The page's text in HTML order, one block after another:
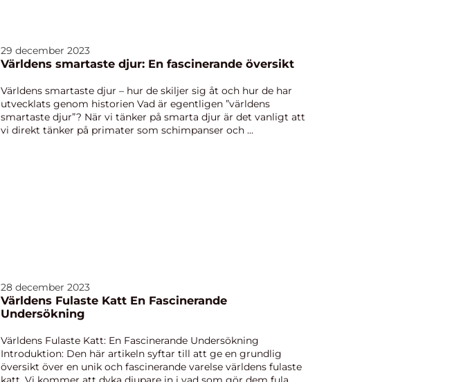
29 december 2023
Världens smartaste djur: En fascinerande översikt
Världens smartaste djur – hur de skiljer sig åt och hur de har
utvecklats genom historien Vad är egentligen ”världens
smartaste djur”? När vi tänker på smarta djur är det vanligt att
vi direkt tänker på primater som schimpanser och ...
28 december 2023
Världens Fulaste Katt En Fascinerande
Undersökning
Världens Fulaste Katt: En Fascinerande Undersökning
Introduktion: Den här artikeln syftar till att ge en grundlig
översikt över en unik och fascinerande varelse världens fulaste